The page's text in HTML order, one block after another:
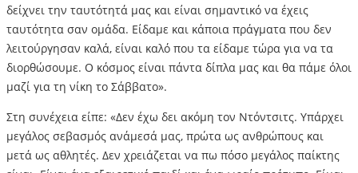
δείχνει την ταυτότητά μας και είναι σημαντικό να έχεις
ταυτότητα σαν ομάδα. Είδαμε και κάποια πράγματα που δεν
λειτούργησαν καλά, είναι καλό που τα είδαμε τώρα για να τα
διορθώσουμε. Ο κόσμος είναι πάντα δίπλα μας και θα πάμε όλοι
μαζί για τη νίκη το Σάββατο».
Στη συνέχεια είπε: «Δεν έχω δει ακόμη τον Ντόντσιτς. Υπάρχει
μεγάλος σεβασμός ανάμεσά μας, πρώτα ως ανθρώπους και
μετά ως αθλητές. Δεν χρειάζεται να πω πόσο μεγάλος παίκτης